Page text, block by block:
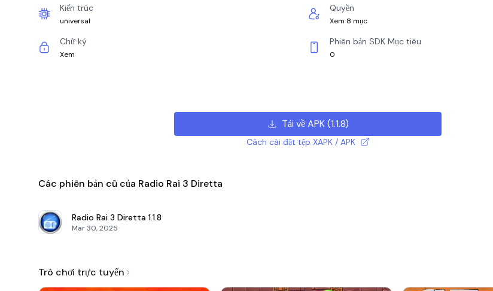
Kiến trúc
universal
Quyền
Xem 8 mục
Chữ ký
Xem
Phiên bản SDK Mục tiêu
0
Tải về APK(1.1.8)
Cách cài đặt tệp XAPK / APK
Các phiên bản cũ của Radio Rai 3 Diretta
Radio Rai 3 Diretta 1.1.8
Mar 30, 2025
Trò chơi trực tuyến